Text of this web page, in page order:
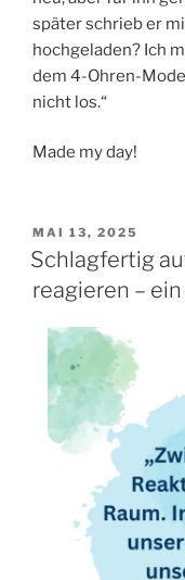
später schrieb er
hochgeladen? Ich
dem 4-Ohren-
nicht los.“
Made my day!
VERÖFFENTLICHT
AM
MAI 13, 2025
Schlagfertig
reagieren –